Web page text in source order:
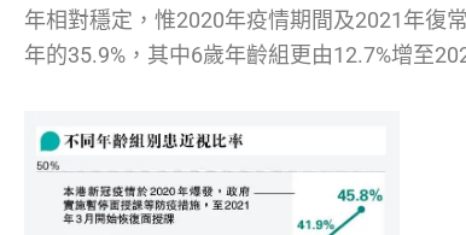
年相對穩定，惟2020年疫情期間及2021年復
年的35.9%，其中6歲年齡組更由12.7%增至